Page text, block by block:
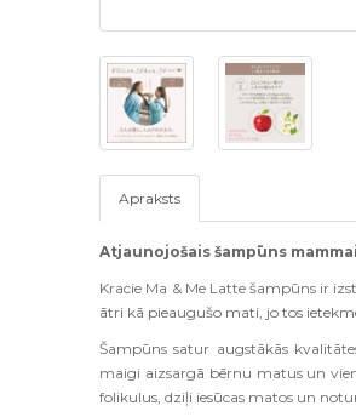
Apraksts
Atjaunojošais šampūns
Kracie Ma & Me Latte šampūns ir
ātri kā pieaugušo mati, jo tos
Šampūns satur augstākās
maigi aizsargā bērnu matus un
folikulus, dziļi iesūcas matos un